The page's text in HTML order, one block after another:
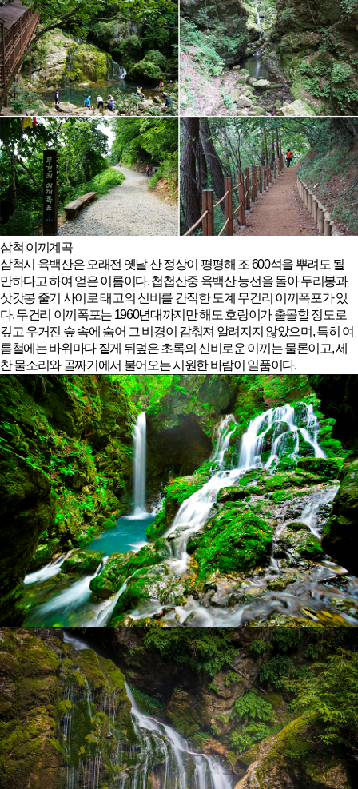
삼척 이끼계곡
삼척시 육백산은 오래전 옛날 산 정상이 평평해 조 600석을 뿌려도 될
만하다고 하여 얻은 이름이다. 첩첩산중 육백산 능선을 돌아 두리봉과
삿갓봉 줄기 사이로 태고의 신비를 간직한 도계 무건리 이끼폭포가 있
다. 무건리 이끼폭포는 1960년대까지만 해도 호랑이가 출몰할 정도로
깊고 우거진 숲 속에 숨어 그 비경이 감춰져 알려지지 않았으며, 특히 여
름철에는 바위마다 짙게 뒤덮은 초록의 신비로운 이끼는 물론이고, 세
찬 물소리와 골짜기에서 불어오는 시원한 바람이 일품이다.